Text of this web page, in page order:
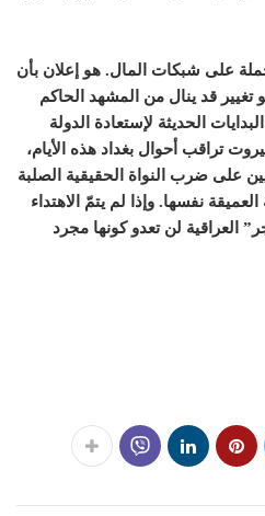
على شبكات المال. هو إعلان بأن
تغيير قد ينال من المشهد الحاكم
البدايات الحديثة لإستعادة الدولة
تراقب أحوال بغداد هذه الأيام،
على ضرب النواة الحقيقية الصلبة
نفسها. وإذا لم يتمّ الاهتداء
العراقية لن تعدو كونها مجرد